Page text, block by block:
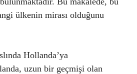
ülkenin mirası olduğunu
Hollanda’ya
uzun bir geçmişi olan